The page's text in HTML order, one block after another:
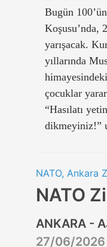
Bugün
Koşusu’nda,
yarışacak.
yıllarında
çocuklar
“Hasılatı
dikmeyiniz!”
NATO, Ankara
NATO
ANKARA -
27/06/